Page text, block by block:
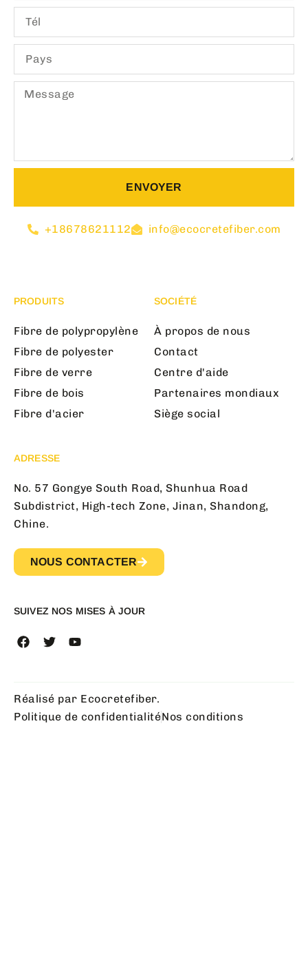
ENVOYER
+18678621112 info@ecocretefiber.com
PRODUITS
Fibre de polypropylène
Fibre de polyester
Fibre de verre
Fibre de bois
Fibre d'acier
SOCIÉTÉ
À propos de nous
Contact
Centre d'aide
Partenaires mondiaux
Siège social
ADRESSE
No. 57 Gongye South Road, Shunhua Road
Subdistrict, High-tech Zone, Jinan, Shandong,
Chine.
NOUS CONTACTER
SUIVEZ NOS MISES À JOUR
Réalisé par Ecocretefiber.
Politique de confidentialitéNos conditions